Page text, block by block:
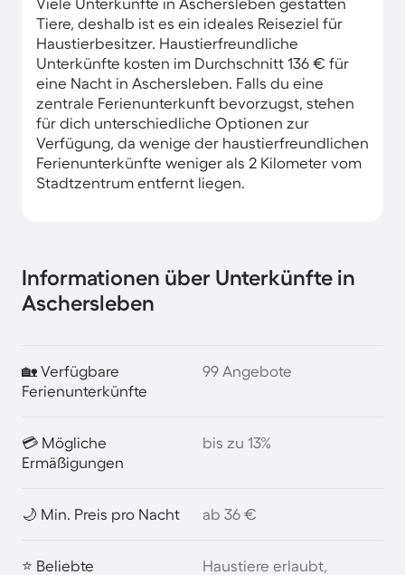
Tiere, deshalb ist es ein ideales Reiseziel für
Haustierbesitzer. Haustierfreundliche
Unterkünfte kosten im Durchschnitt 136 € für
eine Nacht in Aschersleben. Falls du eine
zentrale Ferienunterkunft bevorzugst, stehen
für dich unterschiedliche Optionen zur
Verfügung, da wenige der haustierfreundlichen
Ferienunterkünfte weniger als 2 Kilometer vom
Stadtzentrum entfernt liegen.
Informationen über Unterkünfte in
Aschersleben
🏡 Verfügbare
Ferienunterkünfte
99 Angebote
💳 Mögliche
Ermäßigungen
bis zu 13%
🌙 Min. Preis pro Nacht ab 36 €
⭐ Beliebte
Haustiere erlaubt,